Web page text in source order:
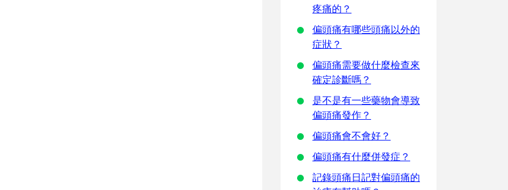
疼痛的？
偏頭痛有哪些頭痛以外的
症狀？
偏頭痛需要做什麼檢查來
確定診斷嗎？
是不是有一些藥物會導致
偏頭痛發作？
偏頭痛會不會好？
偏頭痛有什麼併發症？
記錄頭痛日記對偏頭痛的